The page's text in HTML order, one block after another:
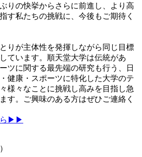
りの快挙からさらに前進し、より高
す私たちの挑戦に、今後もご期待く
りが主体性を発揮しながら同じ目標
ています。順天堂大学は伝統があ
ツに関する最先端の研究も行う、日
健康・スポーツに特化した大学のテ
様々なことに挑戦し高みを目指し急
す。ご興味のある方はぜひご連絡く
ら▶▶